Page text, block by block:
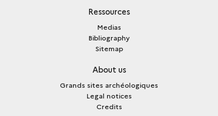
Ressources
Medias
Bibliography
Sitemap
About us
Grands sites archéologiques
Legal notices
Credits